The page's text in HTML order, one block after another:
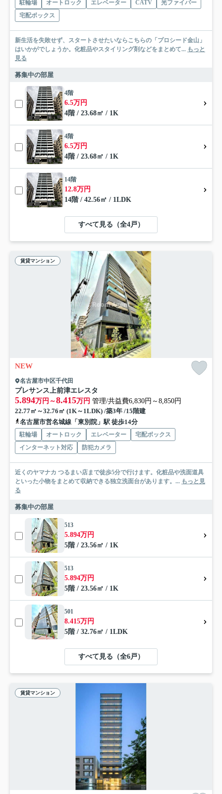
駐輪場 オートロック エレベーター CATV
光ファイバー
宅配ボックス
新生活を失敗せず、スタートさせたいならこちらの「プロシード金山」
はいかがでしょうか。化粧品やスタイリング剤などをまとめて... もっと
見る
募集中の部屋
4階
6.5万円
4階 / 23.68㎡ / 1K
4階
6.5万円
4階 / 23.68㎡ / 1K
14階
12.8万円
14階 / 42.56㎡ / 1LDK
すべて見る（全4戸）
賃貸マンション
NEW
名古屋市中区千代田
プレサンス上前津エレスタ
5.894万円～8.415万円 管理/共益費6,830円～8,850円
22.77㎡～32.76㎡ (1K～1LDK) /築3年 /15階建
名古屋市営名城線「東別院」駅 徒歩14分
駐輪場 オートロック エレベーター
宅配ボックス
インターネット対応
防犯カメラ
近くのヤマナカ つるまい店まで徒歩5分で行けます。化粧品や洗面道具
といった小物をまとめて収納できる独立洗面台があります。... もっと見
る
募集中の部屋
513
5.894万円
5階 / 23.56㎡ / 1K
513
5.894万円
5階 / 23.56㎡ / 1K
501
8.415万円
5階 / 32.76㎡ / 1LDK
すべて見る（全6戸）
賃貸マンション